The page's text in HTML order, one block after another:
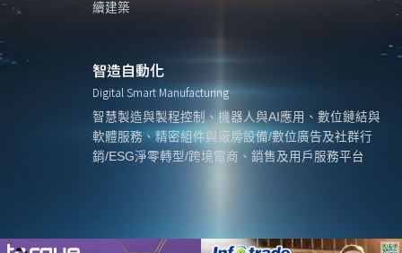
續建築
智造自動化
Digital Smart Manufacturing
智慧製造與製程控制、機器人與AI應用、數位鏈結與
軟體服務、精密組件與廠房設備/數位廣告及社群行
銷/ESG淨零轉型/跨境電商、銷售及用戶服務平台